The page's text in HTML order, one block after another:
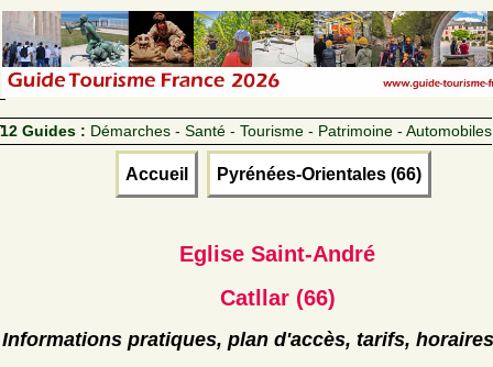
12 Guides : Démarches - Santé - Tourisme - Patrimoine - Automobiles
Accueil Pyrénées-Orientales (66)
Eglise Saint-André
Catllar (66)
Informations pratiques, plan d'accès, tarifs, horaires